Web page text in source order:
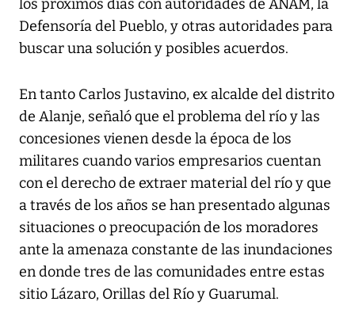
los próximos días con autoridades de ANAM, la
Defensoría del Pueblo, y otras autoridades para
buscar una solución y posibles acuerdos.
En tanto Carlos Justavino, ex alcalde del distrito
de Alanje, señaló que el problema del río y las
concesiones vienen desde la época de los
militares cuando varios empresarios cuentan
con el derecho de extraer material del río y que
a través de los años se han presentado algunas
situaciones o preocupación de los moradores
ante la amenaza constante de las inundaciones
en donde tres de las comunidades entre estas
sitio Lázaro, Orillas del Río y Guarumal.